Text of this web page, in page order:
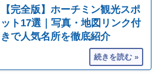
【完全版】ホーチミン観光スポ
ット17選｜写真・地図リンク付
きで人気名所を徹底紹介